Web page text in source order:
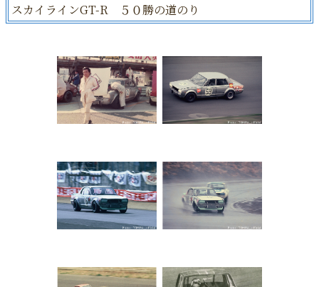
スカイラインGT-R ５０勝の道のり